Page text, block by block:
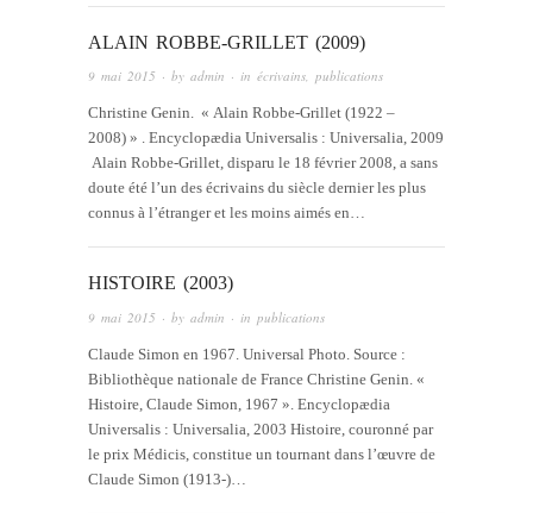
ALAIN ROBBE-GRILLET (2009)
9 mai 2015 · by admin · in écrivains, publications
Christine Genin. « Alain Robbe-Grillet (1922 –
2008) » . Encyclopædia Universalis : Universalia, 2009
Alain Robbe-Grillet, disparu le 18 février 2008, a sans
doute été l’un des écrivains du siècle dernier les plus
connus à l’étranger et les moins aimés en…
HISTOIRE (2003)
9 mai 2015 · by admin · in publications
Claude Simon en 1967. Universal Photo. Source :
Bibliothèque nationale de France Christine Genin. «
Histoire, Claude Simon, 1967 ». Encyclopædia
Universalis : Universalia, 2003 Histoire, couronné par
le prix Médicis, constitue un tournant dans l’œuvre de
Claude Simon (1913-)…